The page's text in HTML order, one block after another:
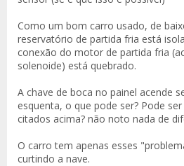
Como um bom carro usado, de
reservatório de partida fria está
conexão do motor de partida fria
solenoide) está quebrado.
A chave de boca no painel acende
esquenta, o que pode ser? Pode
citados acima? não noto nada de
O carro tem apenas esses
curtindo a nave.